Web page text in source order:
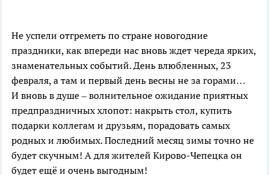
Не успели отгреметь по стране новогодние
праздники, как впереди нас вновь ждет череда ярких,
знаменательных событий. День влюбленных, 23
февраля, а там и первый день весны не за горами…
И вновь в душе – волнительное ожидание приятных
предпраздничных хлопот: накрыть стол, купить
подарки коллегам и друзьям, порадовать самых
родных и любимых. Последний месяц зимы точно не
будет скучным! А для жителей Кирово-Чепецка он
будет ещё и очень выгодным!